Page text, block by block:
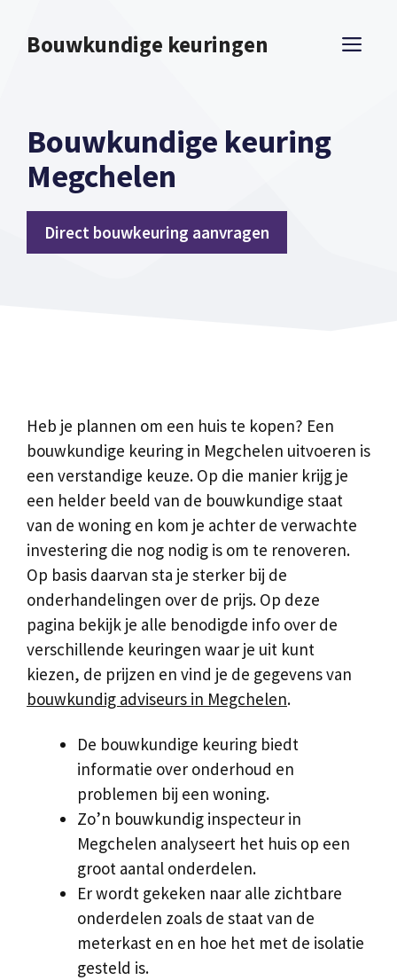
naarBouwkundige keuringen
Bouwkundige keuring
Megchelen
Direct bouwkeuring aanvragen
Heb je plannen om een huis te kopen? Een
bouwkundige keuring in Megchelen uitvoeren is
een verstandige keuze. Op die manier krijg je
een helder beeld van de bouwkundige staat
van de woning en kom je achter de verwachte
investering die nog nodig is om te renoveren.
Op basis daarvan sta je sterker bij de
onderhandelingen over de prijs. Op deze
pagina bekijk je alle benodigde info over de
verschillende keuringen waar je uit kunt
kiezen, de prijzen en vind je de gegevens van
bouwkundig adviseurs in Megchelen.
De bouwkundige keuring biedt
informatie over onderhoud en
problemen bij een woning.
Zo’n bouwkundig inspecteur in
Megchelen analyseert het huis op een
groot aantal onderdelen.
Er wordt gekeken naar alle zichtbare
onderdelen zoals de staat van de
meterkast en en hoe het met de isolatie
gesteld is.